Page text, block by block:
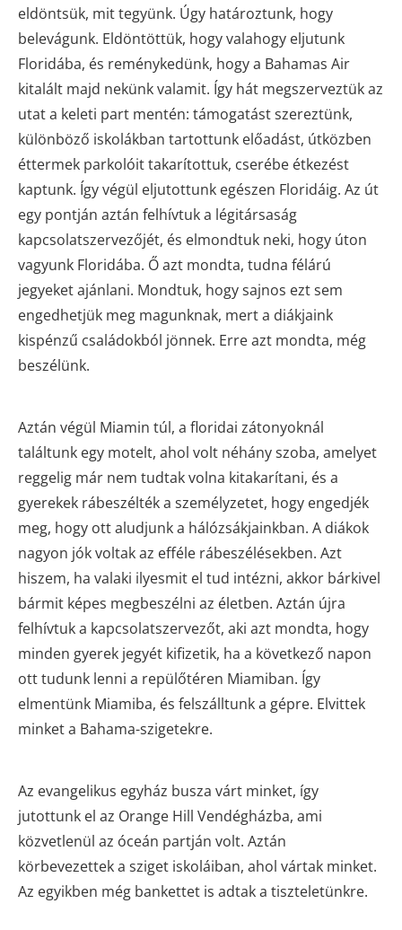
eldöntsük, mit tegyünk. Úgy határoztunk, hogy
belevágunk. Eldöntöttük, hogy valahogy eljutunk
Floridába, és reménykedünk, hogy a Bahamas Air
kitalált majd nekünk valamit. Így hát megszerveztük az
utat a keleti part mentén: támogatást szereztünk,
különböző iskolákban tartottunk előadást, útközben
éttermek parkolóit takarítottuk, cserébe étkezést
kaptunk. Így végül eljutottunk egészen Floridáig. Az út
egy pontján aztán felhívtuk a légitársaság
kapcsolatszervezőjét, és elmondtuk neki, hogy úton
vagyunk Floridába. Ő azt mondta, tudna félárú
jegyeket ajánlani. Mondtuk, hogy sajnos ezt sem
engedhetjük meg magunknak, mert a diákjaink
kispénzű családokból jönnek. Erre azt mondta, még
beszélünk.
Aztán végül Miamin túl, a floridai zátonyoknál
találtunk egy motelt, ahol volt néhány szoba, amelyet
reggelig már nem tudtak volna kitakarítani, és a
gyerekek rábeszélték a személyzetet, hogy engedjék
meg, hogy ott aludjunk a hálózsákjainkban. A diákok
nagyon jók voltak az efféle rábeszélésekben. Azt
hiszem, ha valaki ilyesmit el tud intézni, akkor bárkivel
bármit képes megbeszélni az életben. Aztán újra
felhívtuk a kapcsolatszervezőt, aki azt mondta, hogy
minden gyerek jegyét kifizetik, ha a következő napon
ott tudunk lenni a repülőtéren Miamiban. Így
elmentünk Miamiba, és felszálltunk a gépre. Elvittek
minket a Bahama-szigetekre.
Az evangelikus egyház busza várt minket, így
jutottunk el az Orange Hill Vendégházba, ami
közvetlenül az óceán partján volt. Aztán
körbevezettek a sziget iskoláiban, ahol vártak minket.
Az egyikben még bankettet is adtak a tiszteletünkre.